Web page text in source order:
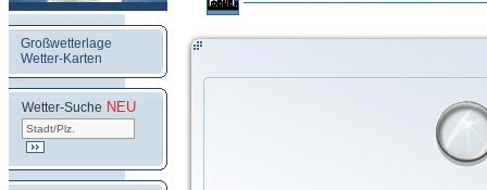
Großwetterlage
Wetter-Karten
Wetter-Suche NEU